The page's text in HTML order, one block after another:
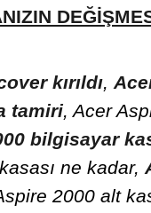
kırıldı,
tamiri, Acer
bilgisayar
ne kadar,
2000 alt